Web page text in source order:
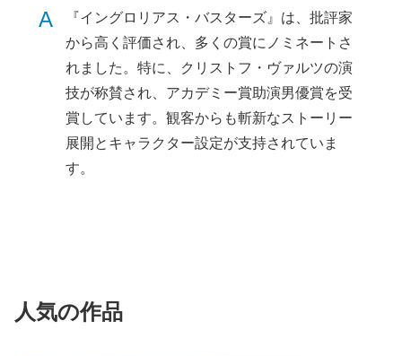
A
『イングロリアス・バスターズ』は、批評家
から高く評価され、多くの賞にノミネートさ
れました。特に、クリストフ・ヴァルツの演
技が称賛され、アカデミー賞助演男優賞を受
賞しています。観客からも斬新なストーリー
展開とキャラクター設定が支持されていま
す。
人気の作品